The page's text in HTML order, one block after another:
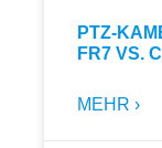
PTZ-
FR7 VS.
MEHR ›